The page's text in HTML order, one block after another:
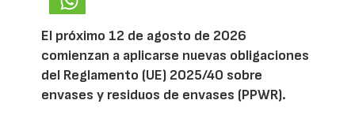
El próximo 12 de agosto de 2026
comienzan a aplicarse nuevas obligaciones
del Reglamento (UE) 2025/40 sobre
envases y residuos de envases (PPWR).